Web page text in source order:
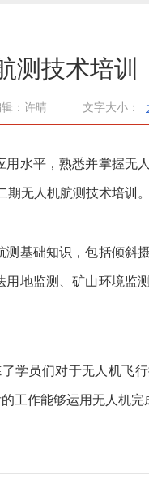
测技术培训
：许晴 文字大小：
水平，熟悉并掌握无
无人机航测技术培训。
基础知识，包括倾斜
地监测、矿山环境监
员们对于无人机飞
工作能够运用无人机完